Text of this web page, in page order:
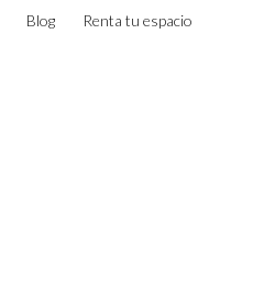
Blog Renta tu espacio